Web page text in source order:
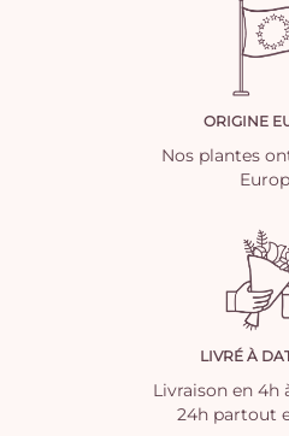
ORIGINE
Nos plantes
LIVRÉ À
Livraison en 4h
24h partout